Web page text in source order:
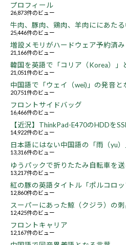
プロフィール
26,873件のビュー
牛肉、豚肉、鶏肉、羊肉ににあた
25,446件のビュー
増設メモリがハードウェア予約済
21,166件のビュー
韓国を英語で「コリア（Korea）」
21,051件のビュー
中国語で「ウェイ（wei)」の発音と
20,751件のビュー
フロントサイドバッグ
16,466件のビュー
【近況】ThinkPad-E470のHDDを
14,922件のビュー
日本語にはない中国語の「雨（yu
13,316件のビュー
ゆうパックで折りたたみ自転車を
13,217件のビュー
紅の豚の英語タイトル「ポルコロ
12,860件のビュー
スーパーにあった鯨（クジラ）の
12,425件のビュー
フロントキャリア
12,167件のビュー